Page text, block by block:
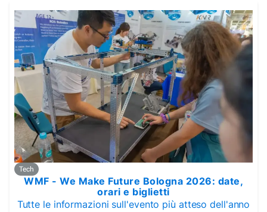
Tech
WMF - We Make Future Bologna 2026: date,
orari e biglietti
Tutte le informazioni sull'evento più atteso dell'anno